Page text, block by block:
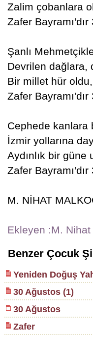
Zalim çobanlara
Zafer
Şanlı
Devrilen dağlara,
Bir millet hür
Zafer
Cephede kanlara
İzmir yollarına
Aydınlık bir güne
Zafer
M. NİHAT
Ekleyen :M.
Benzer Çocuk
Yeniden Doğuş
30 Ağustos (1)
30 Ağustos
Zafer